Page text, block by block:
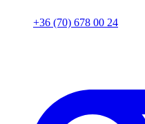
+36 (70) 678 00 24